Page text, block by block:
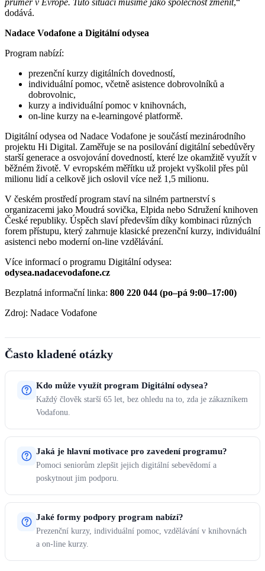
dodává.
Nadace Vodafone a Digitální odysea
Program nabízí:
prezenční kurzy digitálních dovedností,
individuální pomoc, včetně asistence dobrovolníků a
dobrovolnic,
kurzy a individuální pomoc v knihovnách,
on-line kurzy na e‑learningové platformě.
Digitální odysea od Nadace Vodafone je součástí mezinárodního
projektu Hi Digital. Zaměřuje se na posilování digitální sebedůvěry
starší generace a osvojování dovedností, které lze okamžitě využít v
běžném životě. V evropském měřítku už projekt vyškolil přes půl
milionu lidí a celkově jich oslovil více než 1,5 milionu.
V českém prostředí program staví na silném partnerství s
organizacemi jako Moudrá sovička, Elpida nebo Sdružení knihoven
České republiky. Úspěch slaví především díky kombinaci různých
forem přístupu, který zahrnuje klasické prezenční kurzy, individuální
asistenci nebo moderní on-line vzdělávání.
Více informací o programu Digitální odysea:
odysea.nadacevodafone.cz
Bezplatná informační linka: 800 220 044 (po–pá 9:00–17:00)
Zdroj: Nadace Vodafone
Často kladené otázky
Kdo může využít program Digitální odysea?
Každý člověk starší 65 let, bez ohledu na to, zda je zákazníkem
Vodafonu.
Jaká je hlavní motivace pro zavedení programu?
Pomoci seniorům zlepšit jejich digitální sebevědomí a
poskytnout jim podporu.
Jaké formy podpory program nabízí?
Prezenční kurzy, individuální pomoc, vzdělávání v knihovnách
a on-line kurzy.